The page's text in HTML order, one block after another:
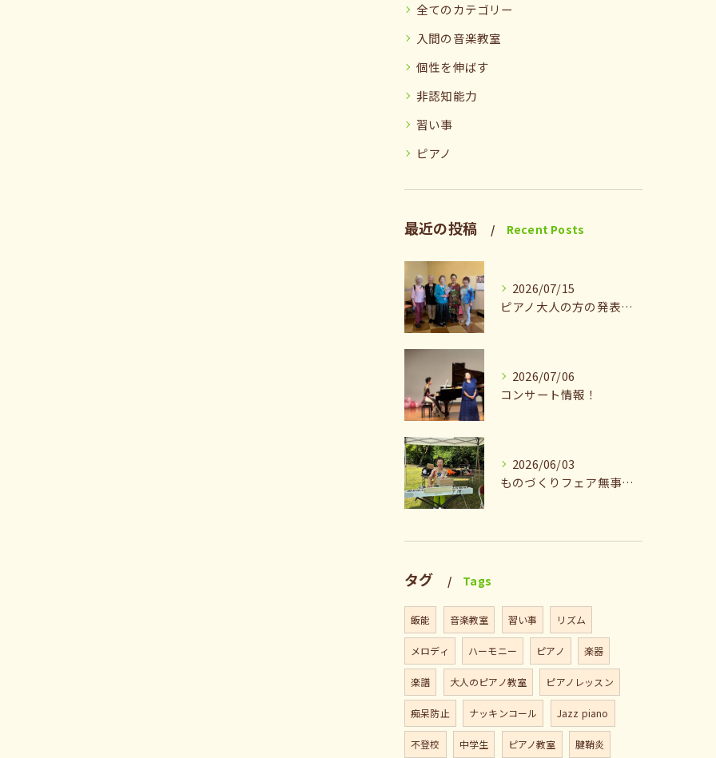
全てのカテゴリー
入間の音楽教室
個性を伸ばす
非認知能力
習い事
ピアノ
最近の投稿 Recent Posts
2026/07/15
ピアノ大人の方の発表会兼ねたお茶会🎵
2026/07/06
コンサート情報！
2026/06/03
ものづくりフェア無事終了♪ありがとうございました。
タグ Tags
飯能 音楽教室 習い事 リズム
メロディ ハーモニー ピアノ 楽器
楽譜 大人のピアノ教室 ピアノレッスン
痴呆防止 ナッキンコール Jazz piano
不登校 中学生 ピアノ教室 腱鞘炎